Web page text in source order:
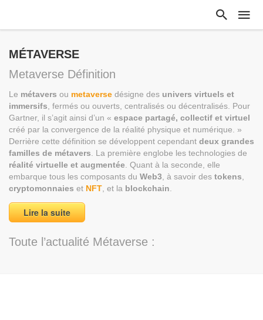
MÉTAVERSE
Metaverse Définition
Le métavers ou metaverse désigne des univers virtuels et
immersifs, fermés ou ouverts, centralisés ou décentralisés. Pour
Gartner, il s’agit ainsi d’un « espace partagé, collectif et virtuel
créé par la convergence de la réalité physique et numérique. »
Derrière cette définition se développent cependant deux grandes
familles de métavers. La première englobe les technologies de
réalité virtuelle et augmentée. Quant à la seconde, elle
embarque tous les composants du Web3, à savoir des tokens,
cryptomonnaies et NFT, et la blockchain.
Lire la suite
Toute l’actualité Métaverse :